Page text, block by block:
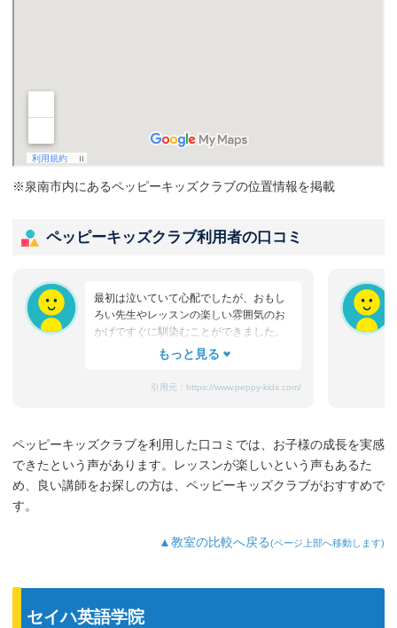
※泉南市内にあるペッピーキッズクラブの位置情報を掲載
ペッピーキッズクラブ利用者の口コミ
最初は泣いていて心配でしたが、おもし
ろい先生やレッスンの楽しい雰囲気のお
かげですぐに馴染むことができました。
たまにママと離れるときに嫌がることも
れ、お迎えのときはいつも笑顔です。
3歳児を飽きさせない充実したレッスンだ
と思います。うちの子は特に歌やダンス
が好きなようで、よく「Hello～♪」と歌
ど、色んなものを英語で教えてくれるよ
うになり、英語が身についてきているの
引用元： https://www.peppy-kids.com/
ペッピーキッズクラブを利用した口コミでは、お子様の成長を実感
できたという声があります。レッスンが楽しいという声もあるた
め、良い講師をお探しの方は、ペッピーキッズクラブがおすすめで
す。
▲教室の比較へ戻る(ページ上部へ移動します)
セイハ英語学院